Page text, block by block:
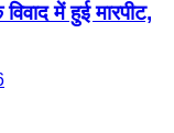
में हुई मारपीट,